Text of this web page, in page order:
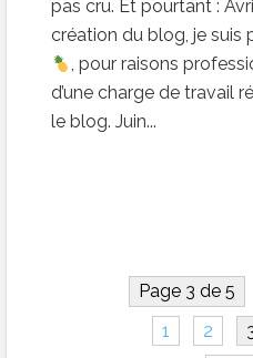
pas cru. Et pourtant :
création du blog, je suis
, pour raisons
d’une charge de travail
le blog. Juin...
Page 3 de 5
1
2